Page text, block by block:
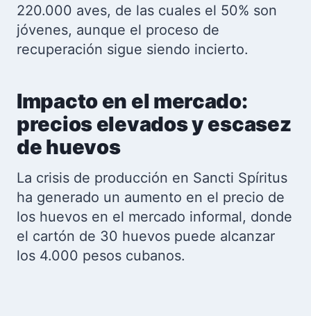
220.000 aves, de las cuales el 50% son
jóvenes, aunque el proceso de
recuperación sigue siendo incierto.
Impacto en el mercado:
precios elevados y escasez
de huevos
La crisis de producción en Sancti Spíritus
ha generado un aumento en el precio de
los huevos en el mercado informal, donde
el cartón de 30 huevos puede alcanzar
los 4.000 pesos cubanos.